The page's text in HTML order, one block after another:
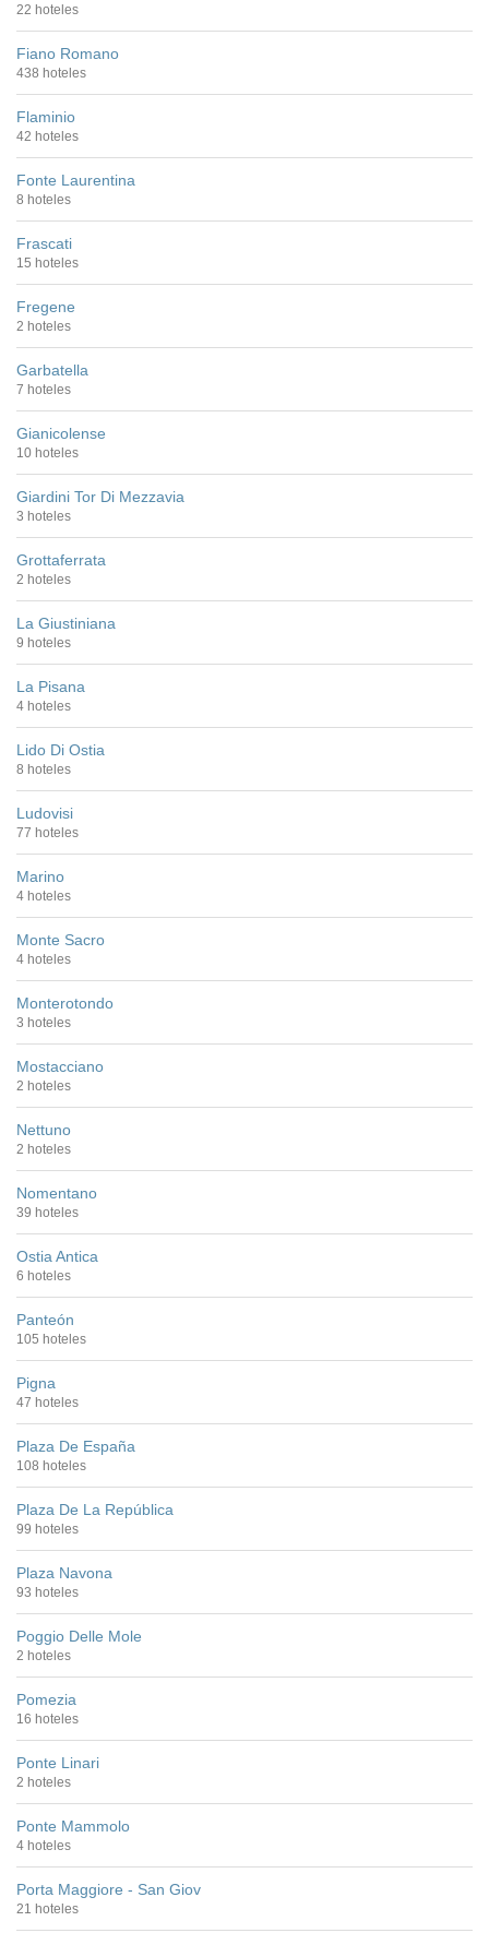
22 hoteles
Fiano Romano
438 hoteles
Flaminio
42 hoteles
Fonte Laurentina
8 hoteles
Frascati
15 hoteles
Fregene
2 hoteles
Garbatella
7 hoteles
Gianicolense
10 hoteles
Giardini Tor Di Mezzavia
3 hoteles
Grottaferrata
2 hoteles
La Giustiniana
9 hoteles
La Pisana
4 hoteles
Lido Di Ostia
8 hoteles
Ludovisi
77 hoteles
Marino
4 hoteles
Monte Sacro
4 hoteles
Monterotondo
3 hoteles
Mostacciano
2 hoteles
Nettuno
2 hoteles
Nomentano
39 hoteles
Ostia Antica
6 hoteles
Panteón
105 hoteles
Pigna
47 hoteles
Plaza De España
108 hoteles
Plaza De La República
99 hoteles
Plaza Navona
93 hoteles
Poggio Delle Mole
2 hoteles
Pomezia
16 hoteles
Ponte Linari
2 hoteles
Ponte Mammolo
4 hoteles
Porta Maggiore - San Giov
21 hoteles